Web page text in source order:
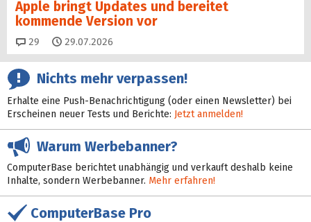
Apple bringt Updates und bereitet
kommende Version vor
29 Kommentare
29.07.2026
Nichts mehr verpassen!
Erhalte eine Push-Benachrichtigung (oder einen Newsletter) bei
Erscheinen neuer Tests und Berichte: Jetzt anmelden!
Warum Werbebanner?
ComputerBase berichtet unabhängig und verkauft deshalb keine
Inhalte, sondern Werbebanner. Mehr erfahren!
ComputerBase Pro